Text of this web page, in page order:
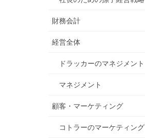
財務会計
経営全体
ドラッカーのマネジメント
マネジメント
顧客・マーケティング
コトラーのマーケティング